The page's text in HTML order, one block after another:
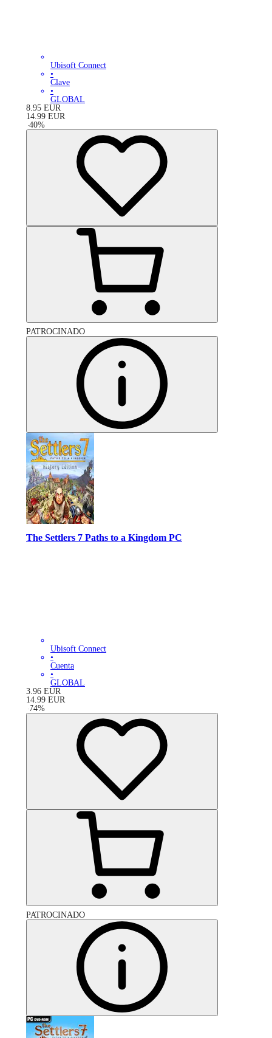
Ubisoft Connect
•
Clave
•
GLOBAL
8.95 EUR
14.99 EUR
-40%
PATROCINADO
The Settlers 7 Paths to a Kingdom PC
Ubisoft Connect
•
Cuenta
•
GLOBAL
3.96 EUR
14.99 EUR
-74%
PATROCINADO